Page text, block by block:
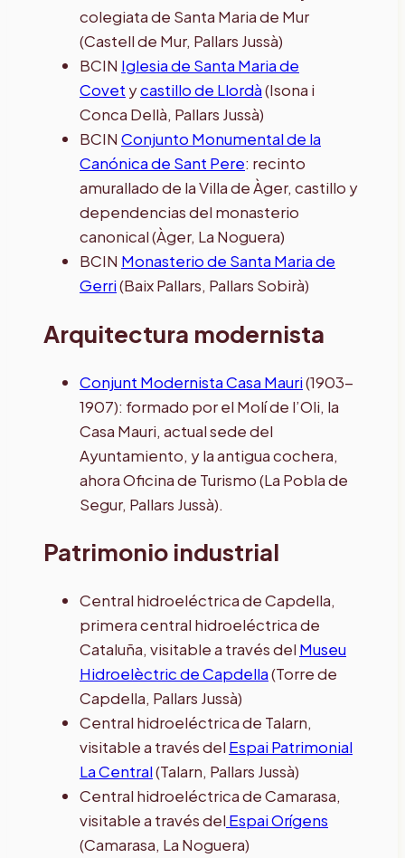
colegiata de Santa Maria de Mur
(Castell de Mur, Pallars Jussà)
BCIN Iglesia de Santa Maria de
Covet ycastillo de Llordà(Isona i
Conca Dellà, Pallars Jussà)
BCIN Conjunto Monumental de la
Canónica de Sant Pere: recinto
amurallado de la Villa de Àger, castillo y
dependencias del monasterio
canonical (Àger, La Noguera)
BCIN Monasterio de Santa Maria de
Gerri(Baix Pallars, Pallars Sobirà)
Arquitectura modernista
Conjunt Modernista Casa Mauri(1903-
1907): formado por el Molí de l’Oli, la
Casa Mauri, actual sede del
Ayuntamiento, y la antigua cochera,
ahora Oficina de Turismo (La Pobla de
Segur, Pallars Jussà).
Patrimonio industrial
Central hidroeléctrica de Capdella,
primera central hidroeléctrica de
Cataluña, visitable a través del Museu
Hidroelèctric de Capdella(Torre de
Capdella, Pallars Jussà)
Central hidroeléctrica de Talarn,
visitable a través del Espai Patrimonial
La Central(Talarn, Pallars Jussà)
Central hidroeléctrica de Camarasa,
visitable a través del Espai Orígens
(Camarasa, La Noguera)